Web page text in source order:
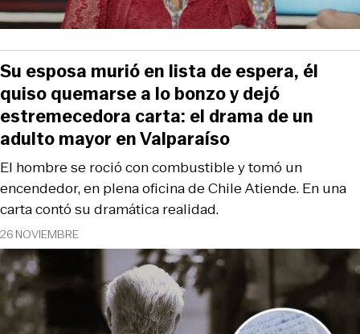
26 NOVIEMBRE
El hombre se roció con combustible y tomó un
encendedor, en plena oficina de Chile Atiende. En una
carta contó su dramática realidad.
Su esposa murió en lista de espera, él
quiso quemarse a lo bonzo y dejó
estremecedora carta: el drama de un
adulto mayor en Valparaíso